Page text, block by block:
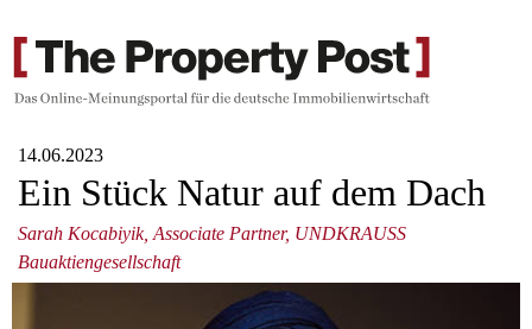
14.06.2023
Ein Stück Natur auf dem Dach
Sarah Kocabiyik, Associate Partner, UNDKRAUSS
Bauaktiengesellschaft